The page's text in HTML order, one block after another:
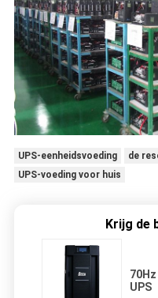
UPS-eenheidsvoeding
de
UPS-voeding voor huis
Krijg de
UPS